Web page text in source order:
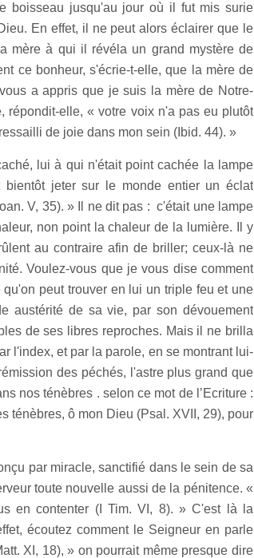
boisseau jusqu'au jour où il fut mis surie
En effet, il ne peut alors éclairer que le
mère à qui il révéla un grand mystère de
ce bonheur, s'écrie-t-elle, que la mère de
a appris que je suis la mère de Notre-
répondit-elle, « votre voix n'a pas eu plutôt
de joie dans mon sein (Ibid. 44). »
lui à qui n'était point cachée la lampe
jeter sur le monde entier un éclat
V, 35). » Il ne dit pas : c'était une lampe
non point la chaleur de la lumière. Il y
au contraire afin de briller; ceux-là ne
Voulez-vous que je vous dise comment
peut trouver en lui un triple feu et une
austérité de sa vie, par son dévouement
de ses libres reproches. Mais il ne brilla
l'index, et par la parole, en se montrant lui-
des péchés, l'astre plus grand que
nos ténèbres . selon ce mot de l’Ecriture :
ténèbres, ô mon Dieu (Psal. XVII, 29), pour
par miracle, sanctifié dans le sein de sa
toute nouvelle aussi de la pénitence. «
en contenter (I Tim. VI, 8). » C'est là la
écoutez comment le Seigneur en parle
XI, 18), » on pourrait même presque dire